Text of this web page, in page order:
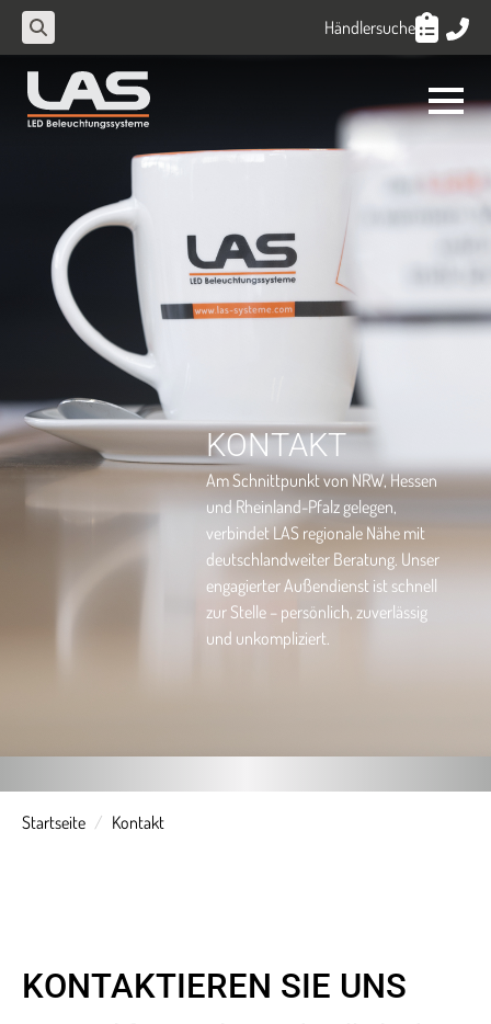
Search
Händlersuche
KONTAKT
Am Schnittpunkt von NRW, Hessen
und Rheinland-Pfalz gelegen,
verbindet LAS regionale Nähe mit
deutschlandweiter Beratung. Unser
engagierter Außendienst ist schnell
zur Stelle – persönlich, zuverlässig
und unkompliziert.
Startseite Kontakt
KONTAKTIEREN SIE UNS